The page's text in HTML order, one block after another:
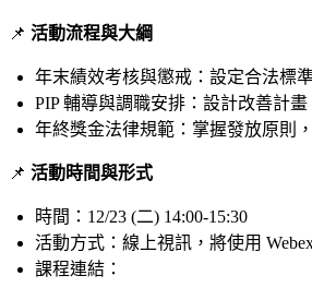
📌 活動流程與大綱
年末績效考核與懲戒：設定合法標
PIP 輔導與調職安排：設計改善計
年終獎金法律規範：掌握發放原則
📌 活動時間與形式
時間： 12/23 (二) 14:00-15:30
活動方式：線上視訊，將使用
課程連結：